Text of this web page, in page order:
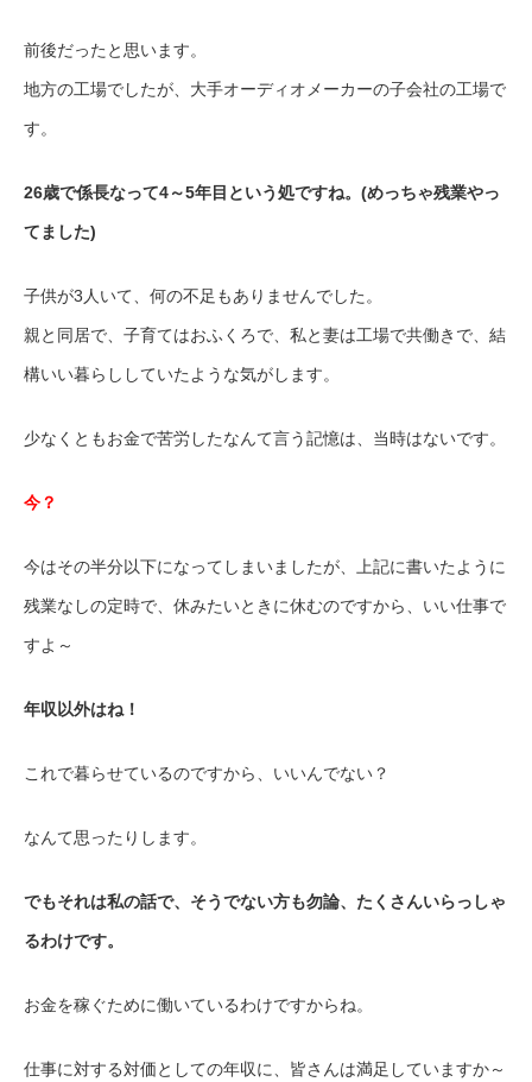
前後だったと思います。
地方の工場でしたが、大手オーディオメーカーの子会社の工場で
す。
26歳で係長なって4～5年目という処ですね。(めっちゃ残業やっ
てました)
子供が3人いて、何の不足もありませんでした。
親と同居で、子育てはおふくろで、私と妻は工場で共働きで、結
構いい暮らししていたような気がします。
少なくともお金で苦労したなんて言う記憶は、当時はないです。
今？
今はその半分以下になってしまいましたが、上記に書いたように
残業なしの定時で、休みたいときに休むのですから、いい仕事で
すよ～
年収以外はね！
これで暮らせているのですから、いいんでない？
なんて思ったりします。
でもそれは私の話で、そうでない方も勿論、たくさんいらっしゃ
るわけです。
お金を稼ぐために働いているわけですからね。
仕事に対する対価としての年収に、皆さんは満足していますか～